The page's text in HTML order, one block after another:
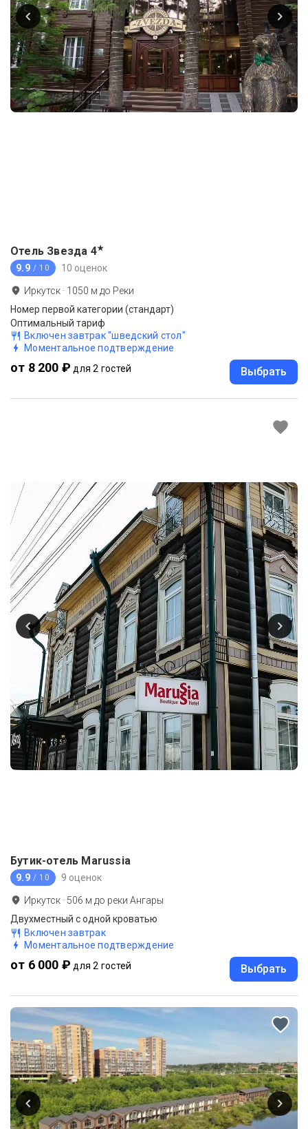
Отель Звезда 4★
9.9 / 10 10 оценок
Иркутск · 1050 м до Реки
Номер первой категории (стандарт)
Оптимальный тариф
Включен завтрак "шведский стол"
Моментальное подтверждение
от 8 200 ₽ для 2 гостей Выбрать
Бутик-отель Marussia
9.9 / 10 9 оценок
Иркутск · 506 м до реки Ангары
Двухместный с одной кроватью
Включен завтрак
Моментальное подтверждение
от 6 000 ₽ для 2 гостей Выбрать